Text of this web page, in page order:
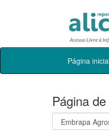
Skip
Página
Página